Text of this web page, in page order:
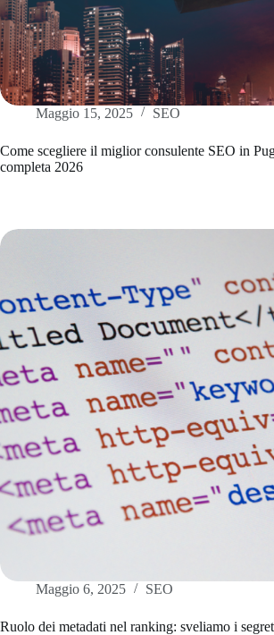
Maggio 15, 2025 SEO
Come scegliere il miglior consulente SEO in
completa 2026
Maggio 6, 2025 SEO
Ruolo dei metadati nel ranking: sveliamo i